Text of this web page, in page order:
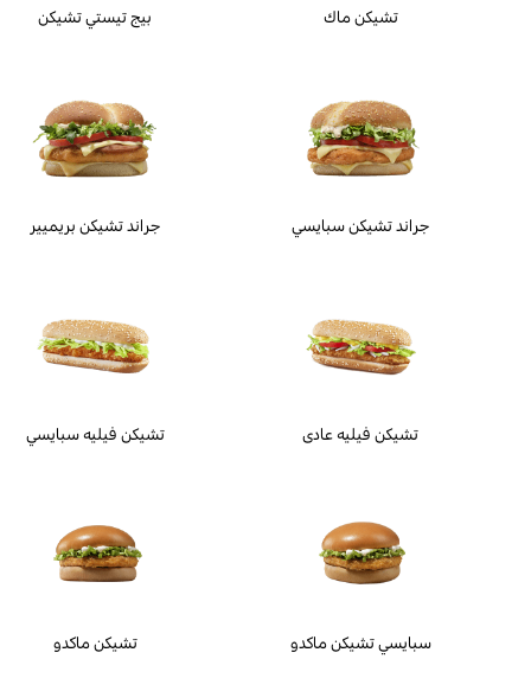
بيج تيستي تشيكن تشيكن ماك
جراند تشيكن بريميير جراند تشيكن سبايسي
تشيكن فيليه سبايسي تشيكن فيليه عادى
تشيكن ماكدو سبايسي تشيكن ماكدو